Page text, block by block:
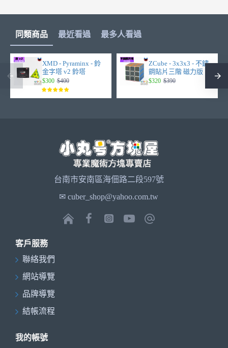
同類商品 最近看過 最多人看過
XMD - Pyraminx - 鈴
金字塔 v2 鈴塔
$300 $400
ZCube - 3x3x3 - 不鏽
鋼貼片三階 磁力版
$320 $390
台南市安南區海佃路二段597號
✉ cuber_shop@yahoo.com.tw
客戶服務
聯絡我們
網站導覽
品牌導覽
結帳流程
我的帳號